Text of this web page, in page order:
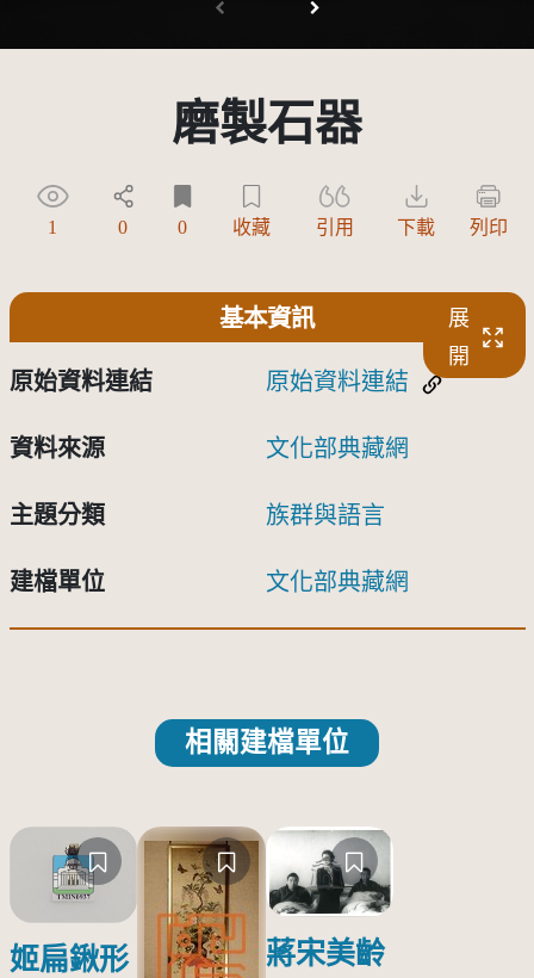
磨製石器
1 0 0 收藏 引用 下載 列印
基本資訊
展
開
原始資料連結 原始資料連結
資料來源 文化部典藏網
主題分類 族群與語言
建檔單位 文化部典藏網
相關建檔單位
姬扁鍬形
蔣宋美齡